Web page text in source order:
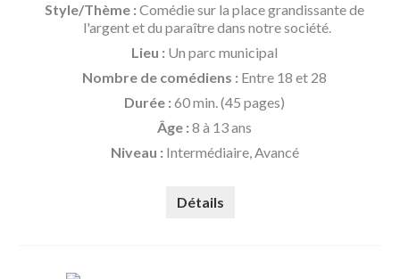
Style/Thème : Comédie sur la place grandissante de
l'argent et du paraître dans notre société.
Lieu : Un parc municipal
Nombre de comédiens : Entre 18 et 28
Durée : 60 min. (45 pages)
Âge : 8 à 13 ans
Niveau : Intermédiaire, Avancé
Détails